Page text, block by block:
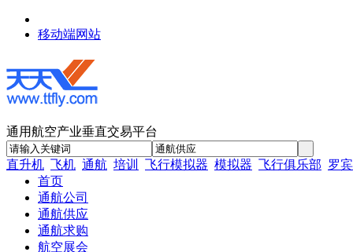
移动端网站
通用航空产业垂直交易平台
直升机 飞机 通航 培训 飞行模拟器 模拟器 飞行俱乐部 罗
首页
通航公司
通航供应
通航求购
航空展会